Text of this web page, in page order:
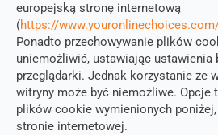
europejską stronę internetową
(https://
Ponadto przechowywanie plików
uniemożliwić, ustawiając ustawienia
przeglądarki. Jednak korzystanie ze
witryny może być niemożliwe. Opcje
plików cookie wymienionych
stronie internetowej.